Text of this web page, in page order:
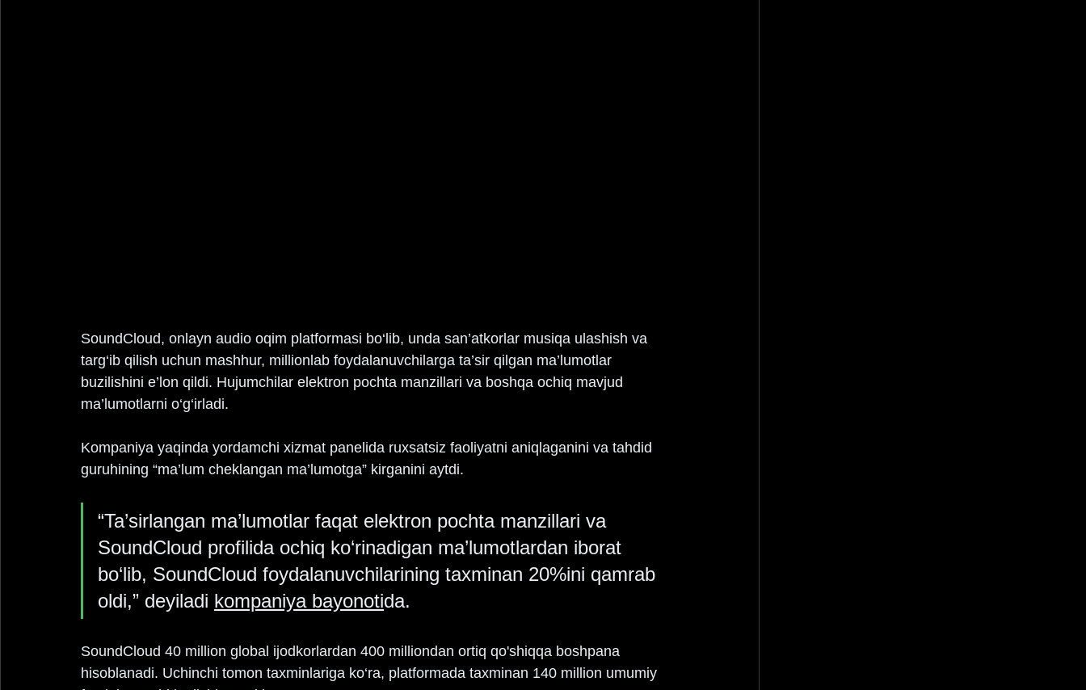
SoundCloud, onlayn audio oqim platformasi bo‘lib, unda san’atkorlar musiqa ulashish va
targ‘ib qilish uchun mashhur, millionlab foydalanuvchilarga ta’sir qilgan ma’lumotlar
buzilishini e’lon qildi. Hujumchilar elektron pochta manzillari va boshqa ochiq mavjud
ma’lumotlarni o‘g‘irladi.
Kompaniya yaqinda yordamchi xizmat panelida ruxsatsiz faoliyatni aniqlaganini va tahdid
guruhining “ma’lum cheklangan ma’lumotga” kirganini aytdi.
“Ta’sirlangan ma’lumotlar faqat elektron pochta manzillari va
SoundCloud profilida ochiq ko‘rinadigan ma’lumotlardan iborat
bo‘lib, SoundCloud foydalanuvchilarining taxminan 20%ini qamrab
oldi,” deyiladi kompaniya bayonotida.
SoundCloud 40 million global ijodkorlardan 400 milliondan ortiq qo'shiqqa boshpana
hisoblanadi. Uchinchi tomon taxminlariga ko‘ra, platformada taxminan 140 million umumiy